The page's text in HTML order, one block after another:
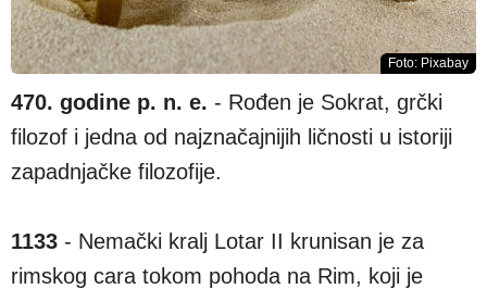
Foto: Pixabay
470. godine p. n. e. - Rođen je Sokrat, grčki
filozof i jedna od najznačajnijih ličnosti u istoriji
zapadnjačke filozofije.
1133 - Nemački kralj Lotar II krunisan je za
rimskog cara tokom pohoda na Rim, koji je